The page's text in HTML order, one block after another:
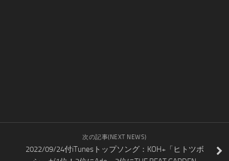
次の記事(NEXT NEWS)
2022/09/24付iTunesトップソング：KOH+「ヒトツボ